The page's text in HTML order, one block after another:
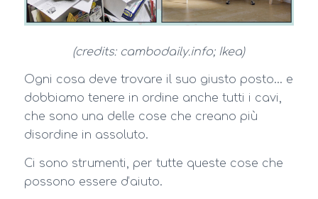
(credits: cambodaily.info; Ikea)
Ogni cosa deve trovare il suo giusto posto… e
dobbiamo tenere in ordine anche tutti i cavi,
che sono una delle cose che creano più
disordine in assoluto.
Ci sono strumenti, per tutte queste cose che
possono essere d’aiuto.